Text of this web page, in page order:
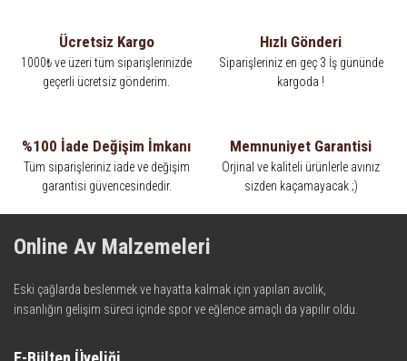
Ücretsiz Kargo
1000₺ ve üzeri tüm siparişlerinizde
geçerli ücretsiz gönderim.
Hızlı Gönderi
Siparişleriniz en geç 3 İş gününde
kargoda !
%100 İade Değişim İmkanı
Tüm siparişleriniz iade ve değişim
garantisi güvencesindedir.
Memnuniyet Garantisi
Orjinal ve kaliteli ürünlerle avınız
sizden kaçamayacak ;)
Online Av Malzemeleri
Eski çağlarda beslenmek ve hayatta kalmak için yapılan avcılık,
insanlığın gelişim süreci içinde spor ve eğlence amaçlı da yapılır oldu.
teknolojinin dokunuşuyla av malzemelerinde en iyisini meydana